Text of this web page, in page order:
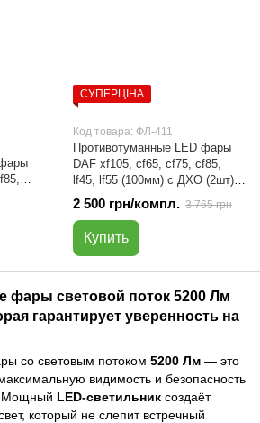
|
СУПЕРЦІНА
Код товара: ФЛ-411
Противотуманные LED фары
DAF xf105, cf65, cf75, cf85,
lf45, lf55 (100мм) с ДХО (2шт) |
ФЛ-411
2 500 грн/компл. 3 765 грн
Купить
фары световой поток 5200 Лм
гарантирует уверенность на
со световым потоком 5200 Лм — это
видимость и безопасность
Мощный LED-светильник создаёт
который не слепит встречный